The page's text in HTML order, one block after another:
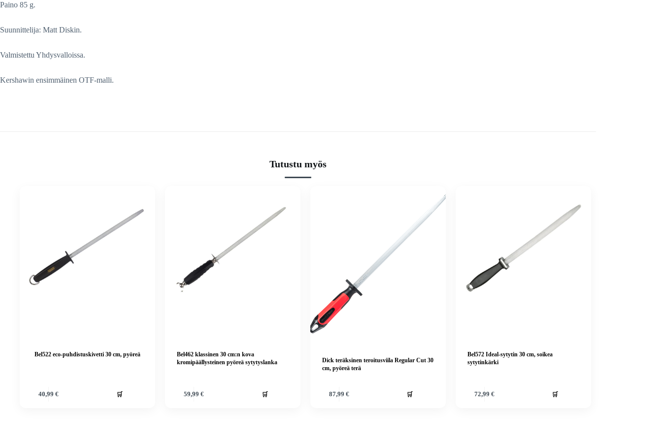
Paino 85 g.
Suunnittelija: Matt Diskin.
Valmistettu Yhdysvalloissa.
Kershawin ensimmäinen OTF-malli.
Tutustu myös
Bel522 eco-puhdistuskivetti 30 cm, pyöreä
40,99€ 🛒
Bel462 klassinen 30 cm:n kova
kromipäällysteinen pyöreä sytytyslanka
59,99€ 🛒
Dick teräksinen teroitusviila Regular Cut 30
cm, pyöreä terä
87,99 € 🛒
Bel572 Ideal-sytytin 30 cm, soikea
sytytinkärki
72,99 € 🛒